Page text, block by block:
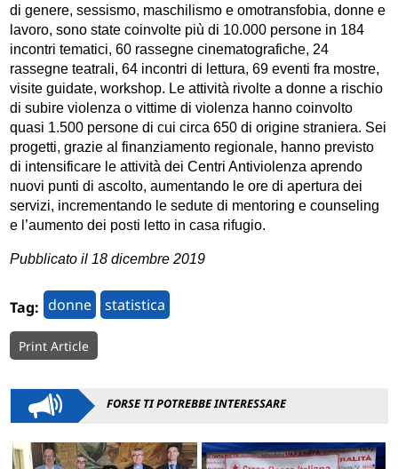
di genere, sessismo, maschilismo e omotransfobia, donne e
lavoro, sono state coinvolte più di 10.000 persone in 184
incontri tematici, 60 rassegne cinematografiche, 24
rassegne teatrali, 64 incontri di lettura, 69 eventi fra mostre,
visite guidate, workshop. Le attività rivolte a donne a rischio
di subire violenza o vittime di violenza hanno coinvolto
quasi 1.500 persone di cui circa 650 di origine straniera. Sei
progetti, grazie al finanziamento regionale, hanno previsto
di intensificare le attività dei Centri Antiviolenza aprendo
nuovi punti di ascolto, aumentando le ore di apertura dei
servizi, incrementando le sedute di mentoring e counseling
e l’aumento dei posti letto in casa rifugio.
Pubblicato il 18 dicembre 2019
Tag: donne statistica
Print Article
FORSE TI POTREBBE INTERESSARE